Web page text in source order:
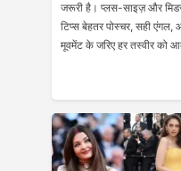
जरूरी है। प्लस-साइज़ और
टिप्स बेहतर पोस्चर, सही
मूवमेंट के जरिए हर तस्वीर को